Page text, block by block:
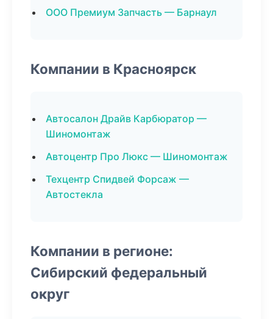
ООО Премиум Запчасть — Барнаул
Компании в Красноярск
Автосалон Драйв Карбюратор —
Шиномонтаж
Автоцентр Про Люкс — Шиномонтаж
Техцентр Спидвей Форсаж —
Автостекла
Компании в регионе:
Сибирский федеральный
округ